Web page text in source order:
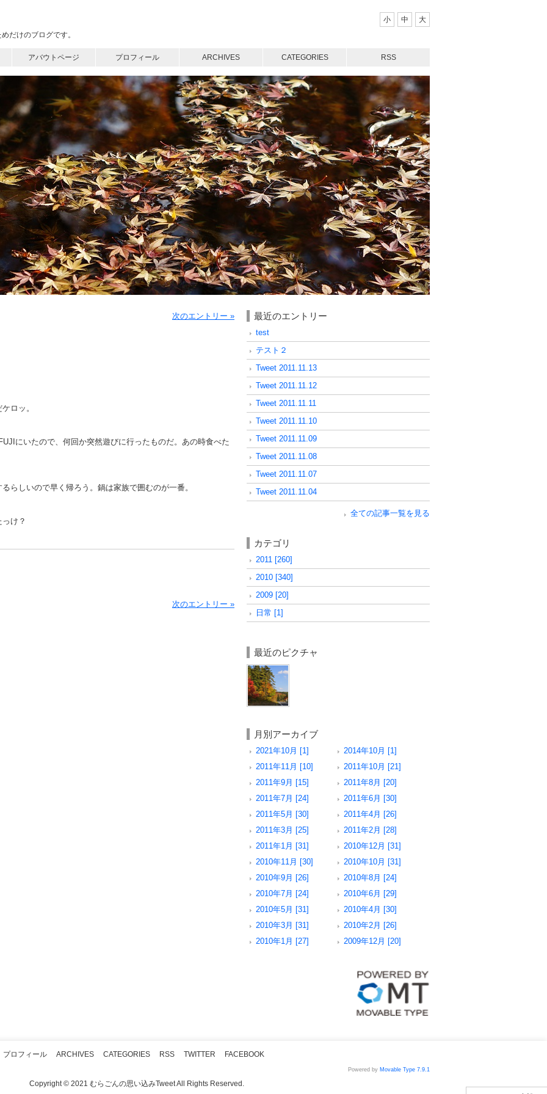
だけのブログです。
アバウトページ プロフィール ARCHIVES CATEGORIES RSS
小 中 大
次のエントリー »
ロッ。
にいたので、何回か突然遊びに行ったものだ。あの時食べた
らしいので早く帰ろう。鍋は家族で囲むのが一番。
け？
次のエントリー »
最近のエントリー
test
テスト２
Tweet 2011.11.13
Tweet 2011.11.12
Tweet 2011.11.11
Tweet 2011.11.10
Tweet 2011.11.09
Tweet 2011.11.08
Tweet 2011.11.07
Tweet 2011.11.04
全ての記事一覧を見る
カテゴリ
2011 [260]
2010 [340]
2009 [20]
日常 [1]
最近のピクチャ
月別アーカイブ
2021年10月 [1]
2014年10月 [1]
2011年11月 [10]
2011年10月 [21]
2011年9月 [15]
2011年8月 [20]
2011年7月 [24]
2011年6月 [30]
2011年5月 [30]
2011年4月 [26]
2011年3月 [25]
2011年2月 [28]
2011年1月 [31]
2010年12月 [31]
2010年11月 [30]
2010年10月 [31]
2010年9月 [26]
2010年8月 [24]
2010年7月 [24]
2010年6月 [29]
2010年5月 [31]
2010年4月 [30]
2010年3月 [31]
2010年2月 [26]
2010年1月 [27]
2009年12月 [20]
プロフィール ARCHIVES CATEGORIES RSS TWITTER FACEBOOK
Powered by Movable Type 7.9.1
Copyright © 2021 むらごんの思い込みTweet All Rights Reserved.